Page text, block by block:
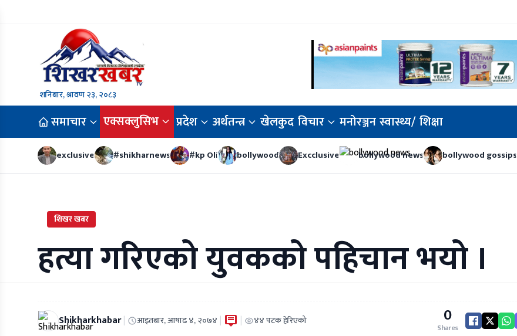
शनिबार, श्रावण २३, २०८३
समाचार एक्सक्लुसिभ प्रदेश अर्थतन्त्र खेलकुद विचार मनोरञ्जनस्वास्थ्य/शिक्षा
exclusive #shikharnews #kp Oli bollywood Excclusive bollywood news bollywood gossips
शिखर खबर
हत्या गरिएको युवकको पहिचान भयो ।
Shikharkhabar| आइतबार, आषाढ ४, २०७४ | | ४४ पटक हेरिएको 0
Shares